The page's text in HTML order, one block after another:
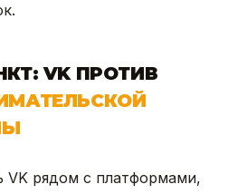
VK ПРОТИВ
VK рядом с платформами,